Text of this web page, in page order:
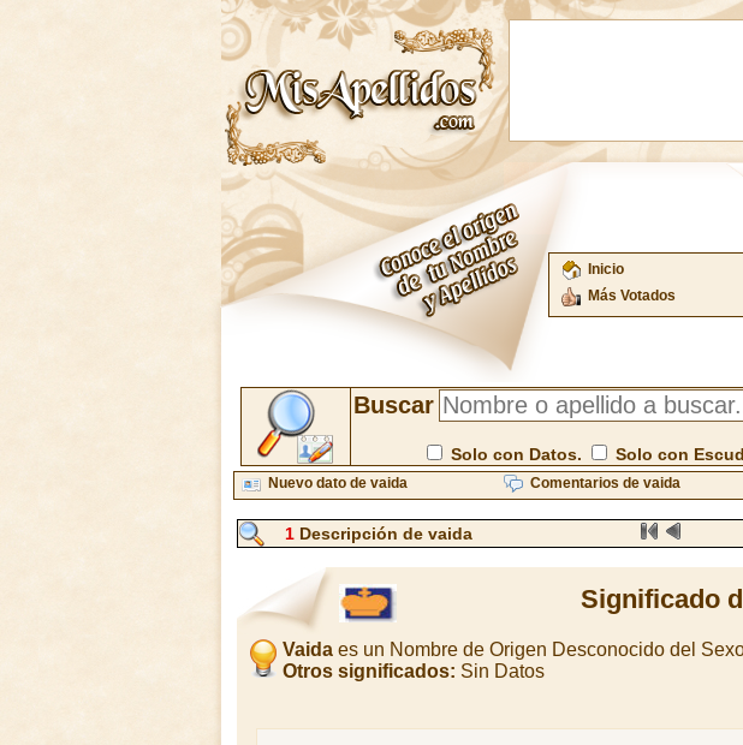
Inicio
Más Votados
Buscar
Solo con Datos. Solo con
Nuevo dato de vaida Comentarios de vaida
1Descripción de vaida
Significado
Vaida es un Nombre de Origen Desconocido del
Otros significados: Sin Datos